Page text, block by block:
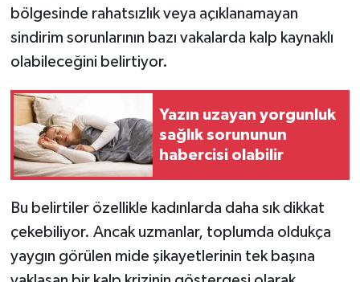
bölgesinde rahatsızlık veya açıklanamayan
sindirim sorunlarının bazı vakalarda kalp kaynaklı
olabileceğini belirtiyor.
Yazın uzayan yorgunluk
sağlık sorununun
habercisi olabilir
Bu belirtiler özellikle kadınlarda daha sık dikkat
çekebiliyor. Ancak uzmanlar, toplumda oldukça
yaygın görülen mide şikayetlerinin tek başına